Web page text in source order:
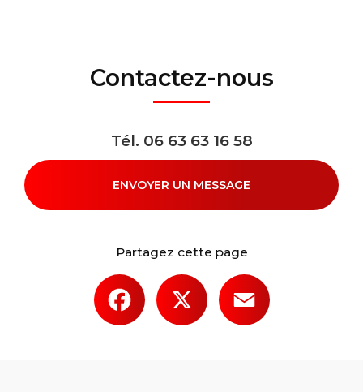
Contactez-nous
Tél. 06 63 63 16 58
ENVOYER UN MESSAGE
Partagez cette page
Facebook